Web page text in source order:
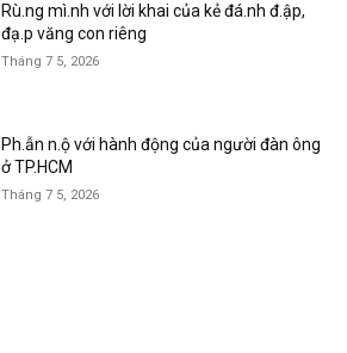
Rù.ng mì.nh với lời khai của kẻ đá.nh đ.ập,
đạ.p văng con riêng
Tháng 7 5, 2026
Ph.ẫn n.ộ với hành động của người đàn ông
ở TP.HCM
Tháng 7 5, 2026